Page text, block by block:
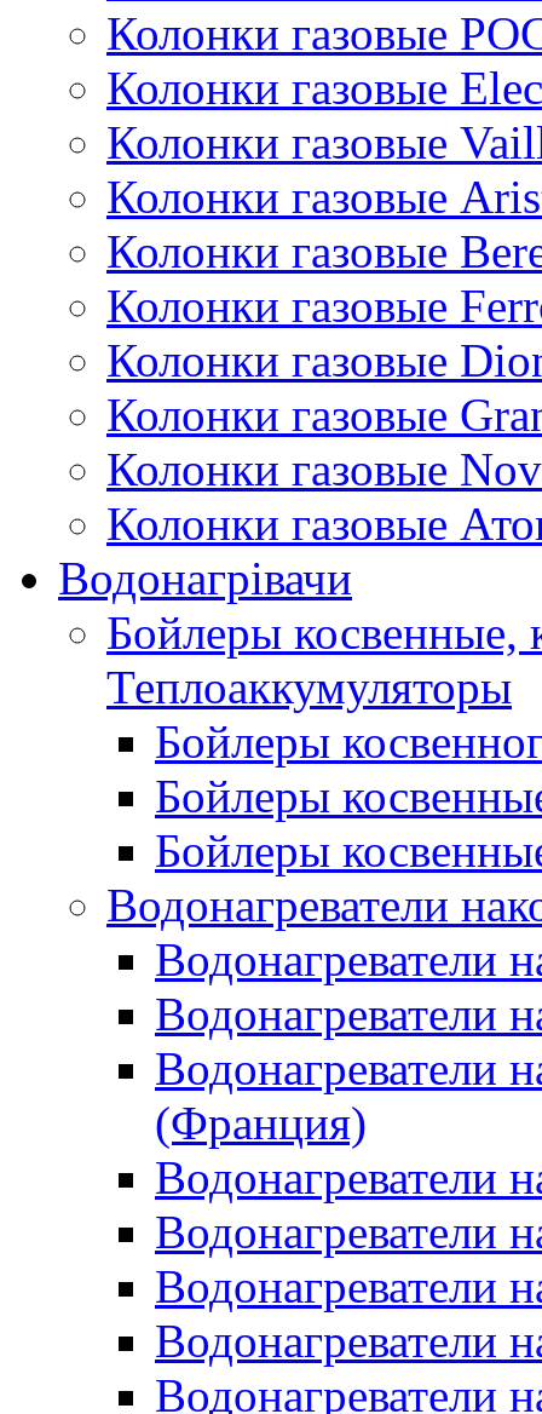
Колонки газовые
Колонки газовые
Колонки газовые
Колонки газовые
Колонки газовые
Колонки газовые
Колонки газовые
Колонки газовые
Колонки газовые
Колонки газовые
Водонагрівачи
Бойлеры косвенные,
Теплоаккумуляторы
Бойлеры
Бойлеры
Бойлеры
Водонагреватели
Водонагреватели
Водонагреватели
Водонагреватели
(Франция)
Водонагреватели
Водонагреватели
Водонагреватели
Водонагреватели
Водонагреватели